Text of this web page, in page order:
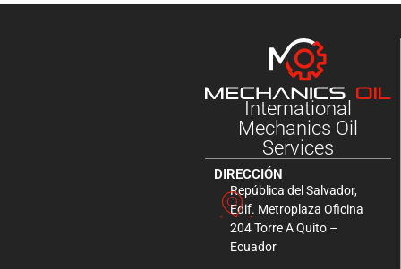
International
Mechanics Oil
Services
DIRECCIÓN
República del Salvador,
Edif. Metroplaza Oficina
204 Torre A Quito –
Ecuador